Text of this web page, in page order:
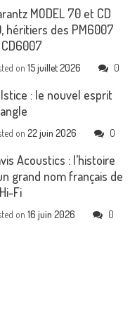
MODEL 70 et CD
héritiers des PM6007
on15 juillet 2026 0
: le nouvel esprit
on22 juin 2026 0
Acoustics : l’histoire
grand nom français de
Fi
on16 juin 2026 0